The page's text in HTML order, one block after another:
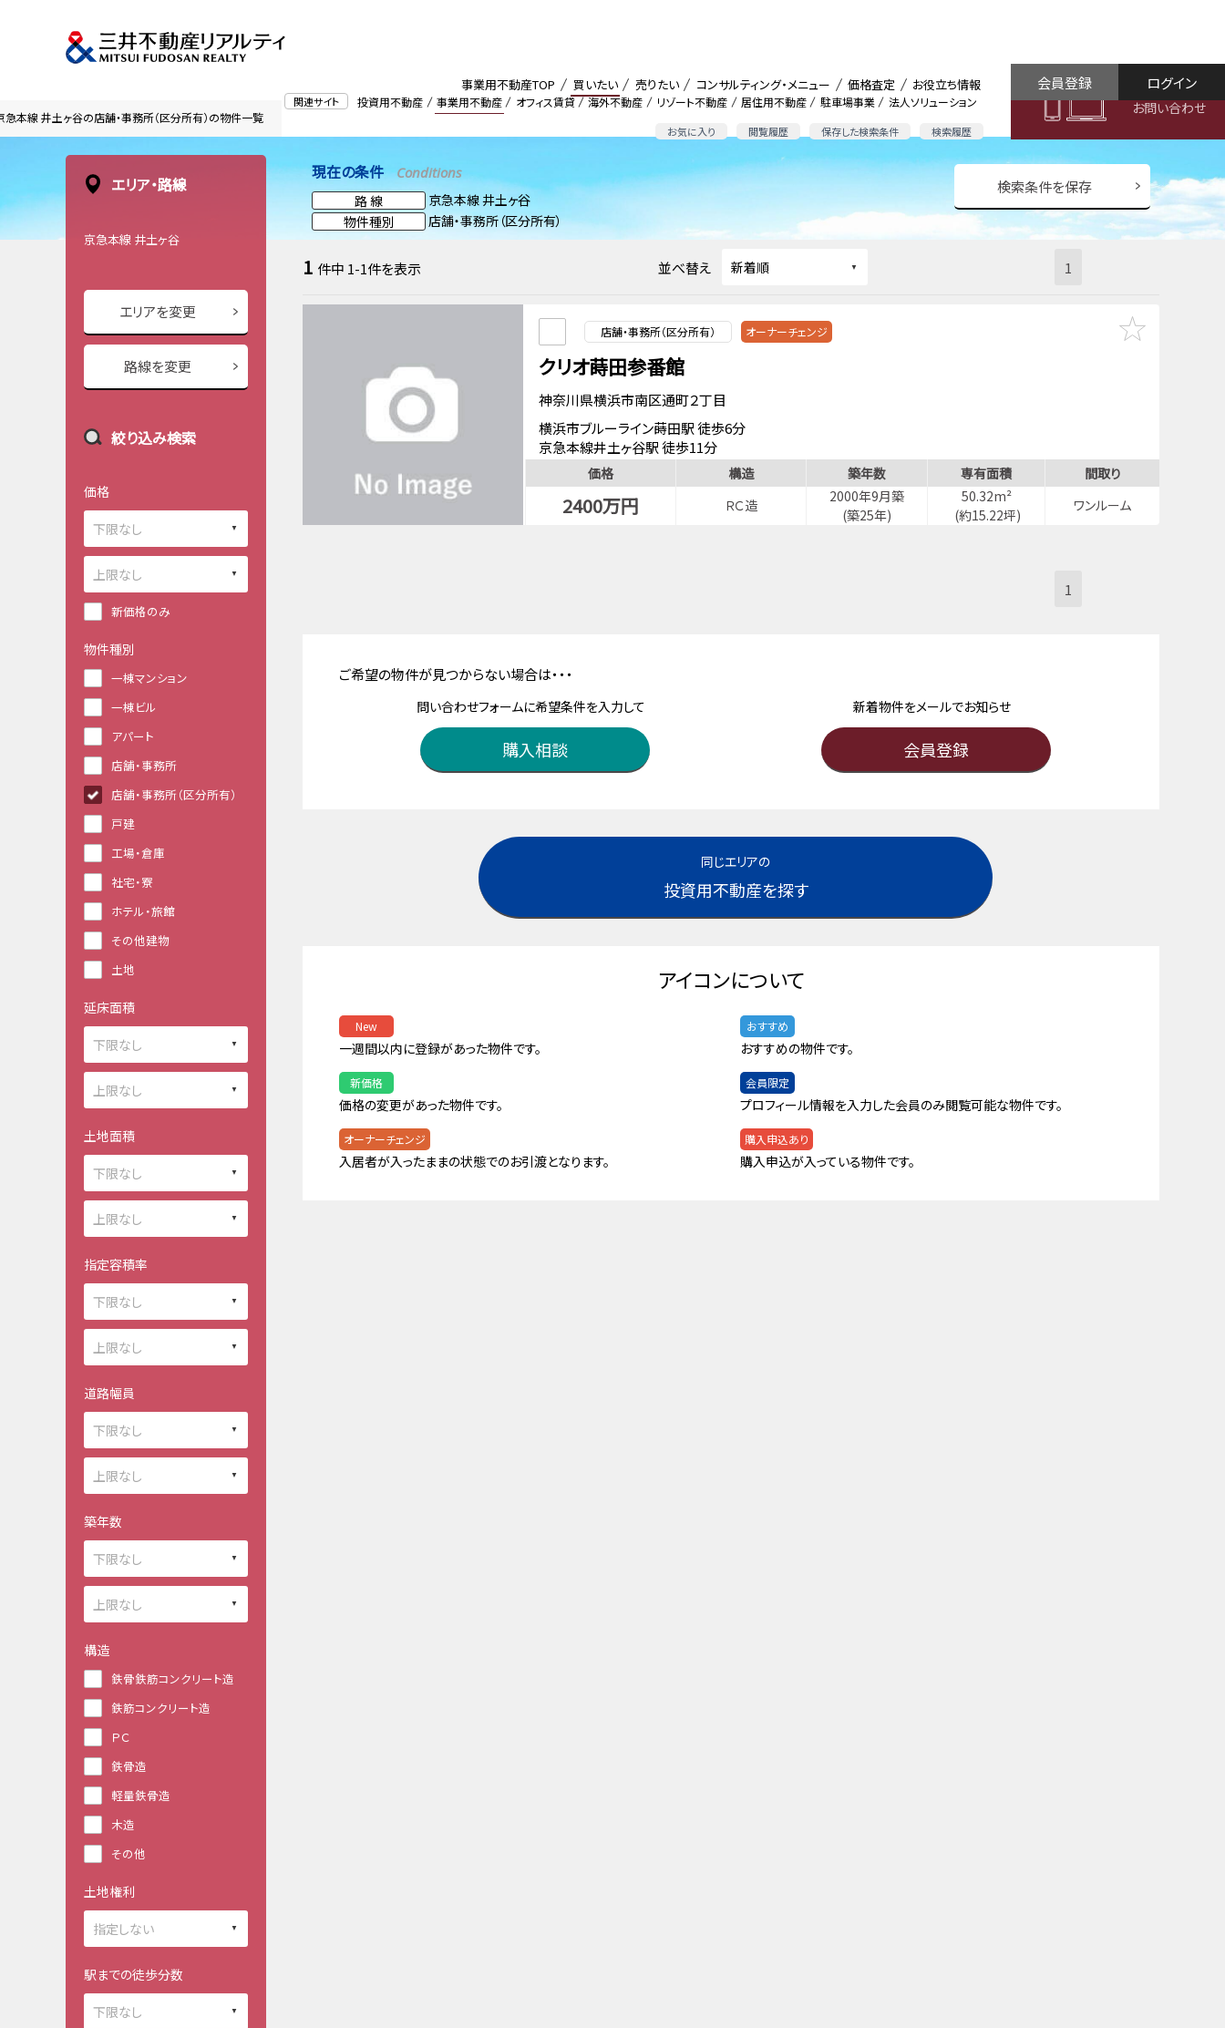
関連サイト 投資用不動産 事業用不動産 オフィス賃貸 海外不動産 リゾート不動産 居住用不動産 駐車場事業 法人ソリューション
お気に入り 閲覧履歴 保存した検索条件 検索履歴
事業用不動産TOP 買いたい 売りたい コンサルティング・メニュー 価格査定 お役立ち情報
お問い合わせ
ログイン
会員登録
急本線 井土ヶ谷の店舗・事務所（区分所有）の物件一覧
現在の条件 Conditions
路 線
京急本線 井土ヶ谷
物件種別
店舗・事務所（区分所有）
検索条件を保存
1 件中 1-1件を表示 並べ替え 1
店舗・事務所（区分所有） オーナーチェンジ
クリオ蒔田参番館
神奈川県横浜市南区通町２丁目
横浜市ブルーライン蒔田駅 徒歩6分
京急本線井土ヶ谷駅 徒歩11分
価格 構造 築年数 専有面積 間取り
2400万円 ＲＣ造
2000年9月築
(築25年)
50.32m²
(約15.22坪)
ワンルーム
1
ご希望の物件が見つからない場合は・・・
問い合わせフォームに希望条件を入力して
購入相談
新着物件をメールでお知らせ
会員登録
同じエリアの
投資用不動産を探す
アイコンについて
New
一週間以内に登録があった物件です。
おすすめ
おすすめの物件です。
新価格
価格の変更があった物件です。
会員限定
プロフィール情報を入力した会員のみ閲覧可能な物件です。
オーナーチェンジ
入居者が入ったままの状態でのお引渡となります。
購入申込あり
購入申込が入っている物件です。
エリア・路線
京急本線 井土ヶ谷
エリアを変更
路線を変更
絞り込み検索
価格
新価格のみ
物件種別
一棟マンション
一棟ビル
アパート
店舗・事務所
店舗・事務所（区分所有）
戸建
工場・倉庫
社宅・寮
ホテル・旅館
その他建物
土地
延床面積
土地面積
指定容積率
道路幅員
築年数
構造
鉄骨鉄筋コンクリート造
鉄筋コンクリート造
ＰＣ
鉄骨造
軽量鉄骨造
木造
その他
土地権利
駅までの徒歩分数